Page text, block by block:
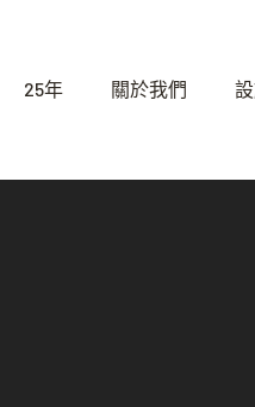
25年 關於我們